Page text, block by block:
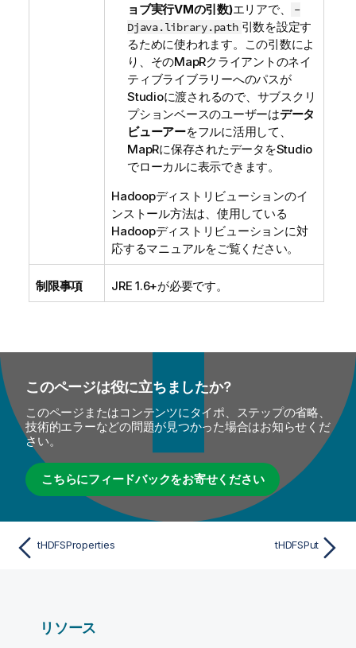
ョブ実行VMの引数)エリアで、
-
Djava.library.path 引数を設定す
るために使われます。この引数によ
り、そのMapRクライアントのネイ
ティブライブラリーへのパスが
Studioに渡されるので、サブスクリ
プションベースのユーザーはデータ
ビューアーをフルに活用して、
MapRに保存されたデータをStudio
でローカルに表示できます。
Hadoopディストリビューションのイ
ンストール方法は、使用している
Hadoopディストリビューションに対
応するマニュアルをご覧ください。
制限事項 JRE 1.6+が必要です。
このページは役に立ちましたか?
このページまたはコンテンツにタイポ、ステップの省略、
技術的エラーなどの問題が見つかった場合はお知らせくだ
さい。
こちらにフィードバックをお寄せください
tHDFSProperties tHDFSPut
リソース